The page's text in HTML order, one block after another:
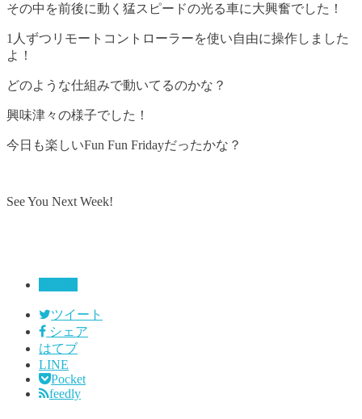
その中を前後に動く猛スピードの光る車に大興奮でした！
1人ずつリモートコントローラーを使い自由に操作しました
よ！
どのような仕組みで動いてるのかな？
興味津々の様子でした！
今日も楽しいFun Fun Fridayだったかな？
See You Next Week!
ツイート
シェア
はてブ
LINE
Pocket
feedly